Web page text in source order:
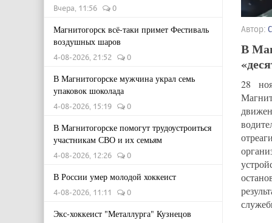
Вчера, 11:56 0
Магнитогорск всё-таки примет Фестиваль
воздушных шаров
4-08-2026, 21:52 0
В Магнитогорске мужчина украл семь
упаковок шоколада
4-08-2026, 15:19 0
В Магнитогорске помогут трудоустроиться
участникам СВО и их семьям
4-08-2026, 12:26 0
В России умер молодой хоккеист
4-08-2026, 11:11 0
Экс-хоккеист "Металлурга" Кузнецов
Автор:
В
28